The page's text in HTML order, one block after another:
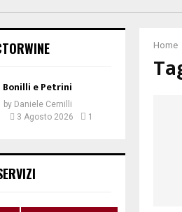
Home
Bonilli e Petrini
by Daniele Cernilli
3 Agosto 2026
1